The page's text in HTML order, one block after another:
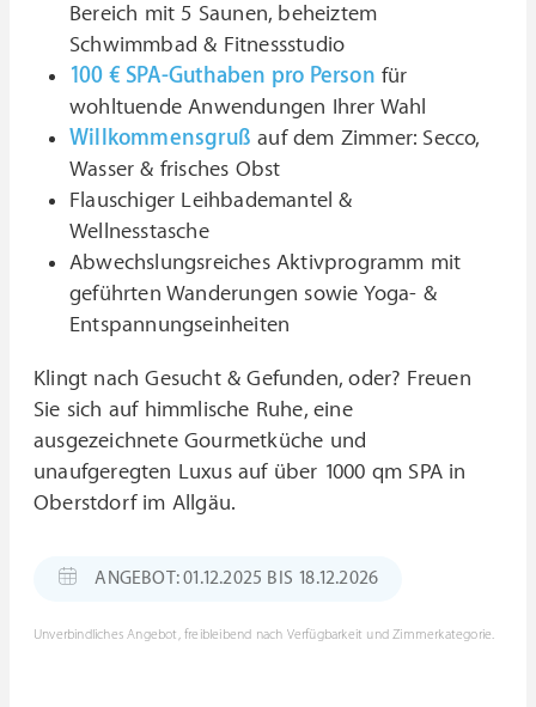
Bereich mit 5 Saunen, beheiztem
Schwimmbad & Fitnessstudio
100 € SPA-Guthaben pro Person für
wohltuende Anwendungen Ihrer Wahl
Willkommensgruß auf dem Zimmer: Secco,
Wasser & frisches Obst
Flauschiger Leihbademantel &
Wellnesstasche
Abwechslungsreiches Aktivprogramm mit
geführten Wanderungen sowie Yoga- &
Entspannungseinheiten
Klingt nach Gesucht & Gefunden, oder? Freuen
Sie sich auf himmlische Ruhe, eine
ausgezeichnete Gourmetküche und
unaufgeregten Luxus auf über 1000 qm SPA in
Oberstdorf im Allgäu.
ANGEBOT: 01.12.2025 BIS 18.12.2026
Unverbindliches Angebot, freibleibend nach Verfügbarkeit und Zimmerkategorie.